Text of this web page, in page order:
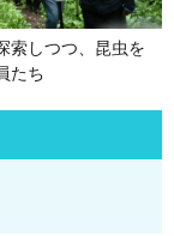
索しつつ、昆虫を
たち